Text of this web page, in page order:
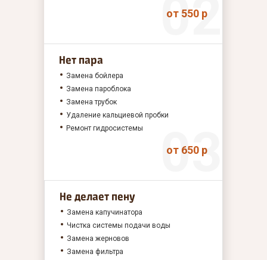
от 550 р
Нет пара
Замена бойлера
Замена пароблока
Замена трубок
Удаление кальциевой пробки
Ремонт гидросистемы
от 650 р
Не делает пену
Замена капучинатора
Чистка системы подачи воды
Замена жерновов
Замена фильтра